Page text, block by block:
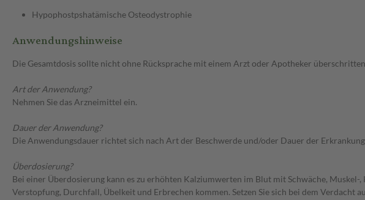
Hypophostpshatämische Osteodystrophie
Anwendungshinweise
Die Gesamtdosis sollte nicht ohne Rücksprache mit einem Arzt oder Apotheker
Art der Anwendung?
Nehmen Sie das Arzneimittel ein.
Dauer der Anwendung?
Die Anwendungsdauer richtet sich nach Art der Beschwerde und/oder Dauer der
Überdosierung?
Bei einer Überdosierung kann es zu erhöhten Kalziumwerten im Blut mit Schwäche,
Verstopfung, Durchfall, Übelkeit und Erbrechen kommen. Setzen Sie sich bei dem Verdacht